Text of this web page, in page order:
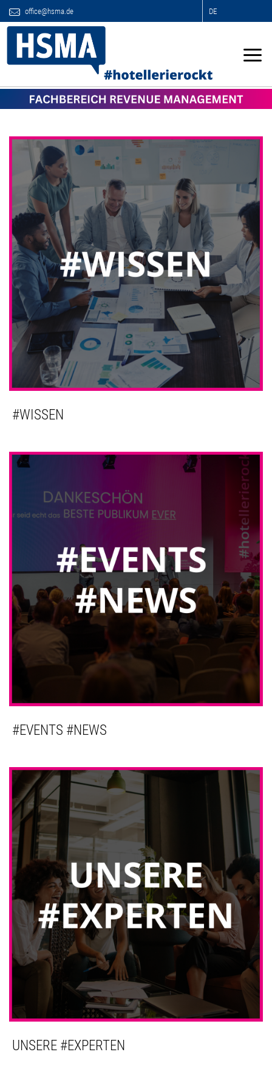
office@hsma.de DE
#WISSEN
#EVENTS #NEWS
UNSERE #EXPERTEN